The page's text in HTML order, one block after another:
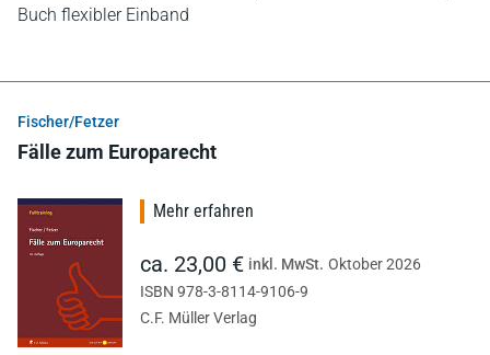
Buch flexibler Einband
Fischer/Fetzer
Fälle zum Europarecht
Mehr erfahren
ca. 23,00 € inkl. MwSt. Oktober 2026
ISBN 978-3-8114-9106-9
C.F. Müller Verlag